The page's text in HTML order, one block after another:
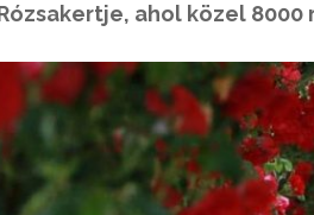
ahol közel